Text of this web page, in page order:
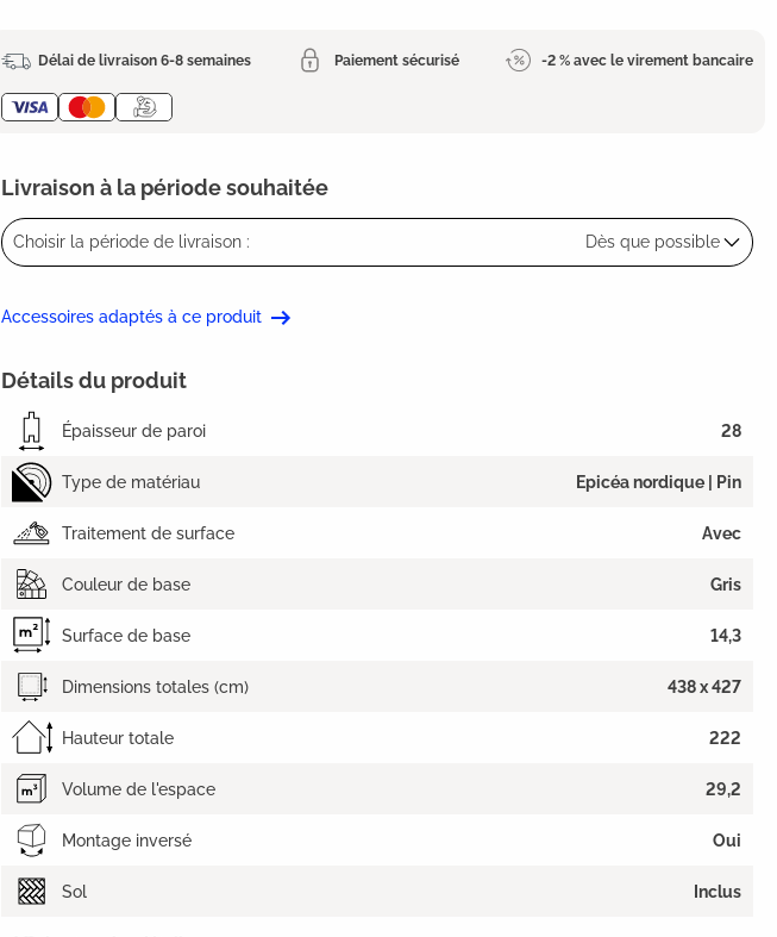
Délai de livraison 6-8 semaines Paiement sécurisé -2 % avec le virement bancaire
Livraison à la période souhaitée
Choisir la période de livraison : Dès que possible
Accessoires adaptés à ce produit
Détails du produit
Épaisseur de paroi 28
Type de matériau Epicéa nordique | Pin
Traitement de surface Avec
Couleur de base Gris
Surface de base 14,3
Dimensions totales (cm) 438 x 427
Hauteur totale 222
Volume de l'espace 29,2
Montage inversé Oui
Sol Inclus